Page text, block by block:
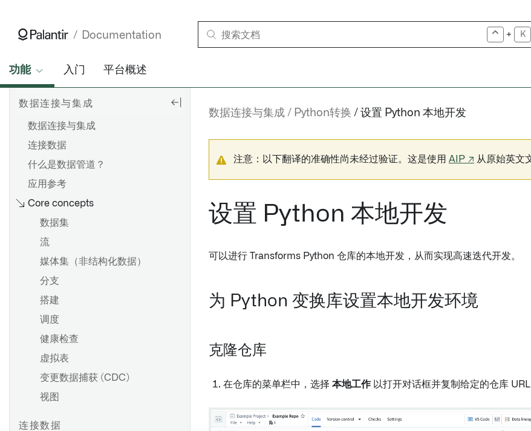
Documentation + K
功能 入门 平台概述
数据连接与集成
数据连接与集成
连接数据
什么是数据管道？
应用参考
Core concepts
数据集
流
媒体集（非结构化数据）
分支
搭建
调度
健康检查
虚拟表
变更数据捕获 (CDC)
视图
连接数据
数据连接与集成 Python转换 设置 Python 本地开发
注意：以下翻译的准确性尚未经过验证。这是使用 AIP ↗ 从原始英文
设置 Python 本地开发
可以进行 Transforms Python 仓库的本地开发，从而实现高速迭代开发。
为 Python 变换库设置本地开发环境
克隆仓库
在仓库的菜单栏中，选择 本地工作以打开对话框并复制给定的仓库 URL